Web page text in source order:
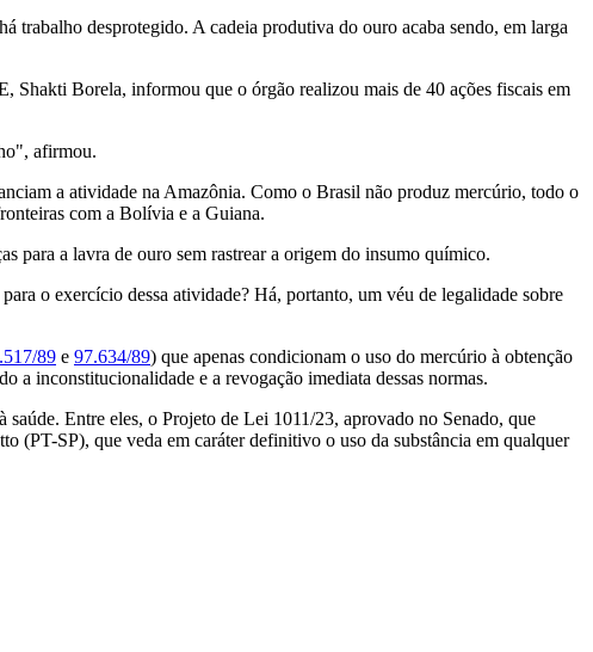
trabalho desprotegido. A cadeia produtiva do ouro acaba sendo, em larga
Shakti Borela, informou que o órgão realizou mais de 40 ações fiscais em
afirmou.
a atividade na Amazônia. Como o Brasil não produz mercúrio, todo o
com a Bolívia e a Guiana.
para a lavra de ouro sem rastrear a origem do insumo químico.
o exercício dessa atividade? Há, portanto, um véu de legalidade sobre
89 e 97.634/89) que apenas condicionam o uso do mercúrio à obtenção
inconstitucionalidade e a revogação imediata dessas normas.
Entre eles, o Projeto de Lei 1011/23, aprovado no Senado, que
(PT-SP), que veda em caráter definitivo o uso da substância em qualquer